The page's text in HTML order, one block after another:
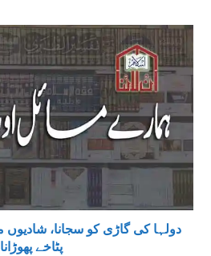
پٹاخے پھوڑانا